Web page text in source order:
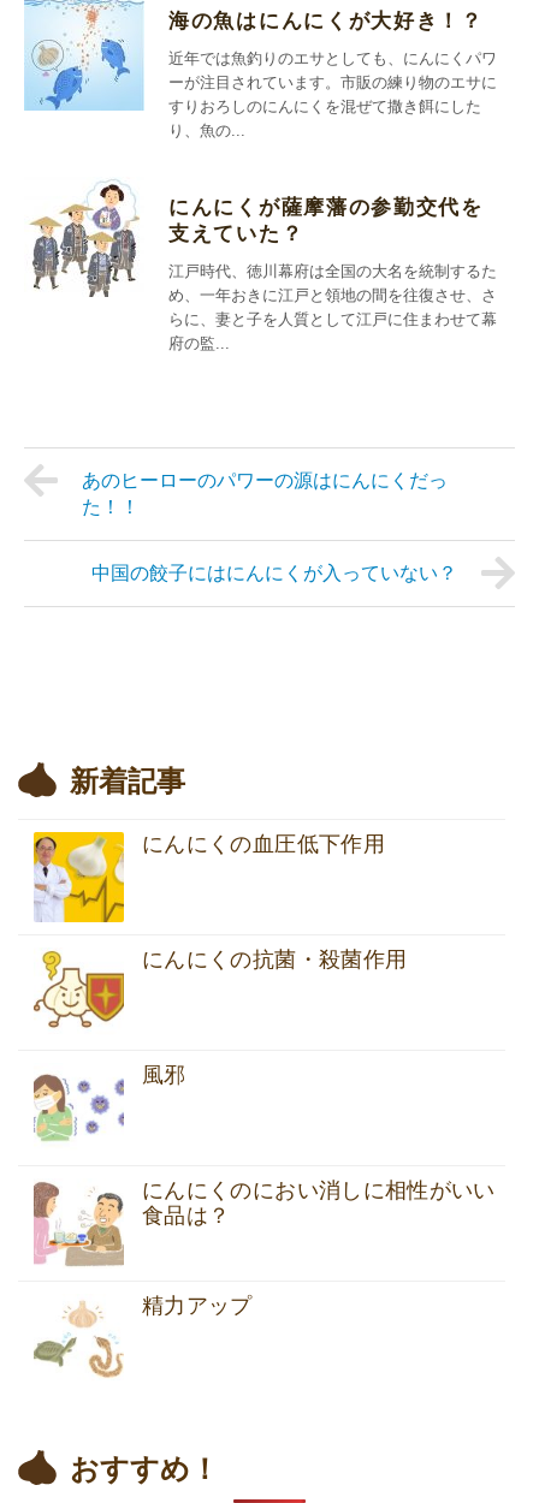
海の魚はにんにくが大好き！？
近年では魚釣りのエサとしても、にんにくパワ
ーが注目されています。市販の練り物のエサに
すりおろしのにんにくを混ぜて撒き餌にした
り、魚の...
にんにくが薩摩藩の参勤交代を
支えていた？
江戸時代、徳川幕府は全国の大名を統制するた
め、一年おきに江戸と領地の間を往復させ、さ
らに、妻と子を人質として江戸に住まわせて幕
府の監...
あのヒーローのパワーの源はにんにくだっ
た！！
中国の餃子にはにんにくが入っていない？
新着記事
にんにくの血圧低下作用
にんにくの抗菌・殺菌作用
風邪
にんにくのにおい消しに相性がいい
食品は？
精力アップ
おすすめ！